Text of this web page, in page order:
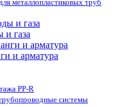
металлопластиковых труб
и газа
и арматура
PP-R
системы